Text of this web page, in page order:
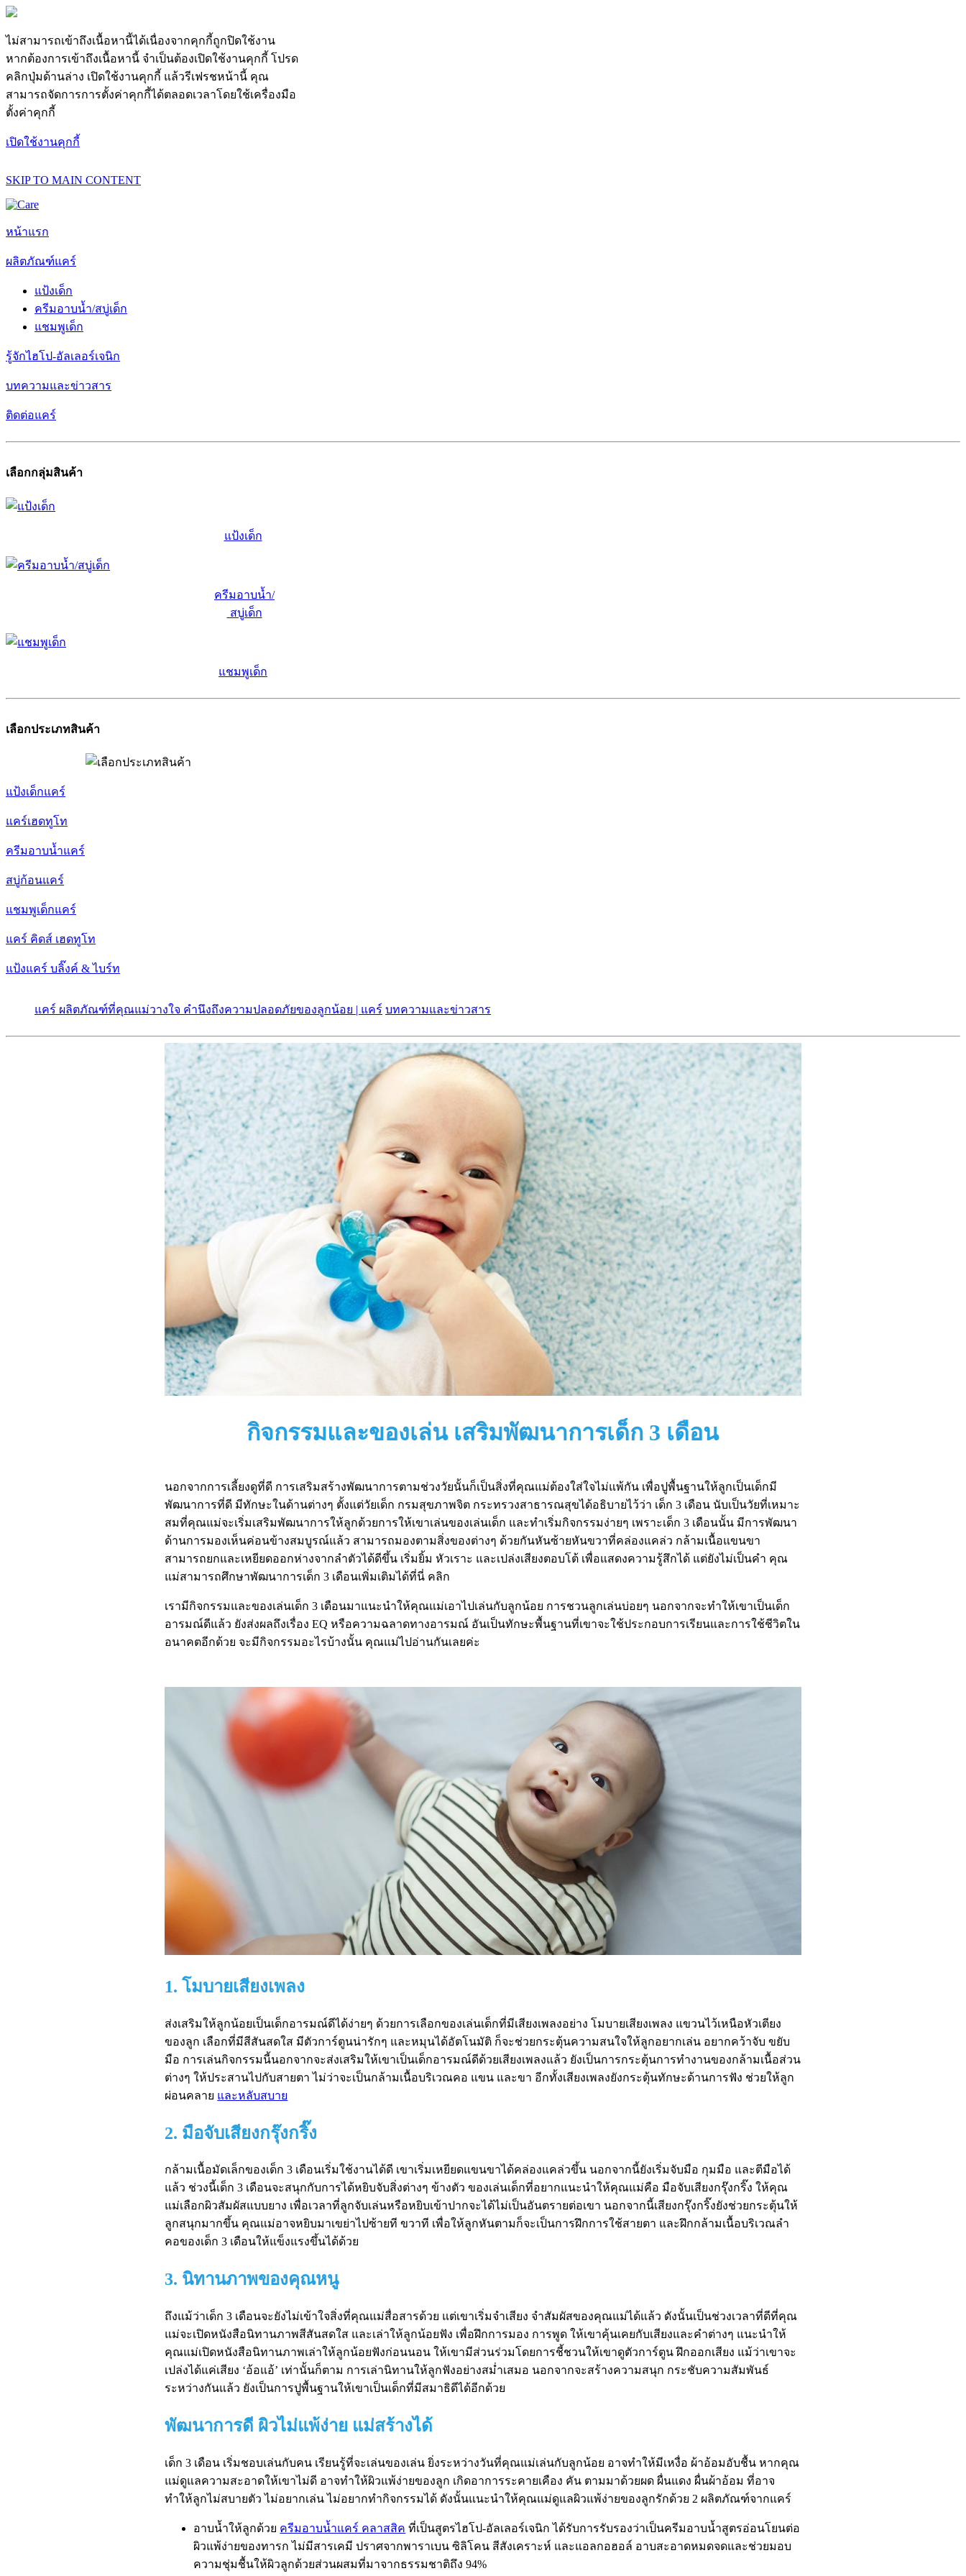
ไม่สามารถเข้าถึงเนื้อหานี้ได้เนื่องจากคุกกี้ถูกปิดใช้งาน
หากต้องการเข้าถึงเนื้อหานี้ จำเป็นต้องเปิดใช้งานคุกกี้ โปรด
คลิกปุ่มด้านล่าง เปิดใช้งานคุกกี้ แล้วรีเฟรชหน้านี้ คุณ
สามารถจัดการการตั้งค่าคุกกี้ได้ตลอดเวลาโดยใช้เครื่องมือ
ตั้งค่าคุกกี้
เปิดใช้งานคุกกี้
SKIP TO MAIN CONTENT
หน้าแรก
ผลิตภัณฑ์แคร์
แป้งเด็ก
ครีมอาบน้ำ/สบู่เด็ก
แชมพูเด็ก
รู้จักไฮโป-อัลเลอร์เจนิก
บทความและข่าวสาร
ติดต่อแคร์
เลือกกลุ่มสินค้า
แป้งเด็ก
ครีมอาบน้ำ/
สบู่เด็ก
แชมพูเด็ก
เลือกประเภทสินค้า
แป้งเด็กแคร์
แคร์เฮดทูโท
ครีมอาบน้ำแคร์
สบู่ก้อนแคร์
แชมพูเด็กแคร์
แคร์ คิดส์ เฮดทูโท
แป้งแคร์ บลิ๊งค์ & ไบร์ท
แคร์ ผลิตภัณฑ์ที่คุณแม่วางใจ คำนึงถึงความปลอดภัยของลูกน้อย | แคร์ บทความและข่าวสาร
กิจกรรมและของเล่น เสริมพัฒนาการเด็ก 3 เดือน
นอกจากการเลี้ยงดูที่ดี การเสริมสร้างพัฒนาการตามช่วงวัยนั้นก็เป็นสิ่งที่คุณแม่ต้องใส่ใจไม่แพ้กัน เพื่อปูพื้นฐานให้ลูกเป็นเด็กมี
พัฒนาการที่ดี มีทักษะในด้านต่างๆ ตั้งแต่วัยเด็ก กรมสุขภาพจิต กระทรวงสาธารณสุขได้อธิบายไว้ว่า เด็ก 3 เดือน นับเป็นวัยที่เหมาะ
สมที่คุณแม่จะเริ่มเสริมพัฒนาการให้ลูกด้วยการให้เขาเล่นของเล่นเด็ก และทำเริ่มกิจกรรมง่ายๆ เพราะเด็ก 3 เดือนนั้น มีการพัฒนา
ด้านการมองเห็นค่อนข้างสมบูรณ์แล้ว สามารถมองตามสิ่งของต่างๆ ด้วยกันหันซ้ายหันขวาที่คล่องแคล่ว กล้ามเนื้อแขนขา
สามารถยกและเหยียดออกห่างจากลำตัวได้ดีขึ้น เริ่มยิ้ม หัวเราะ และเปล่งเสียงตอบโต้ เพื่อแสดงความรู้สึกได้ แต่ยังไม่เป็นคำ คุณ
แม่สามารถศึกษาพัฒนาการเด็ก 3 เดือนเพิ่มเติมได้ที่นี่ คลิก
เรามีกิจกรรมและของเล่นเด็ก 3 เดือนมาแนะนำให้คุณแม่เอาไปเล่นกับลูกน้อย การชวนลูกเล่นบ่อยๆ นอกจากจะทำให้เขาเป็นเด็ก
อารมณ์ดีแล้ว ยังส่งผลถึงเรื่อง EQ หรือความฉลาดทางอารมณ์ อันเป็นทักษะพื้นฐานที่เขาจะใช้ประกอบการเรียนและการใช้ชีวิตใน
อนาคตอีกด้วย จะมีกิจกรรมอะไรบ้างนั้น คุณแม่ไปอ่านกันเลยค่ะ
1. โมบายเสียงเพลง
ส่งเสริมให้ลูกน้อยเป็นเด็กอารมณ์ดีได้ง่ายๆ ด้วยการเลือกของเล่นเด็กที่มีเสียงเพลงอย่าง โมบายเสียงเพลง แขวนไว้เหนือหัวเตียง
ของลูก เลือกที่มีสีสันสดใส มีตัวการ์ตูนน่ารักๆ และหมุนได้อัตโนมัติ ก็จะช่วยกระตุ้นความสนใจให้ลูกอยากเล่น อยากคว้าจับ ขยับ
มือ การเล่นกิจกรรมนี้นอกจากจะส่งเสริมให้เขาเป็นเด็กอารมณ์ดีด้วยเสียงเพลงแล้ว ยังเป็นการกระตุ้นการทำงานของกล้ามเนื้อส่วน
ต่างๆ ให้ประสานไปกับสายตา ไม่ว่าจะเป็นกล้ามเนื้อบริเวณคอ แขน และขา อีกทั้งเสียงเพลงยังกระตุ้นทักษะด้านการฟัง ช่วยให้ลูก
ผ่อนคลาย และหลับสบาย
2. มือจับเสียงกรุ๊งกริ๊ง
กล้ามเนื้อมัดเล็กของเด็ก 3 เดือนเริ่มใช้งานได้ดี เขาเริ่มเหยียดแขนขาได้คล่องแคล่วขึ้น นอกจากนี้ยังเริ่มจับมือ กุมมือ และตีมือได้
แล้ว ช่วงนี้เด็ก 3 เดือนจะสนุกกับการได้หยิบจับสิ่งต่างๆ ข้างตัว ของเล่นเด็กที่อยากแนะนำให้คุณแม่คือ มือจับเสียงกรุ๊งกริ๊ง ให้คุณ
แม่เลือกผิวสัมผัสแบบยาง เพื่อเวลาที่ลูกจับเล่นหรือหยิบเข้าปากจะได้ไม่เป็นอันตรายต่อเขา นอกจากนี้เสียงกรุ๊งกริ๊งยังช่วยกระตุ้นให้
ลูกสนุกมากขึ้น คุณแม่อาจหยิบมาเขย่าไปซ้ายที ขวาที เพื่อให้ลูกหันตามก็จะเป็นการฝึกการใช้สายตา และฝึกกล้ามเนื้อบริเวณลำ
คอของเด็ก 3 เดือนให้แข็งแรงขึ้นได้ด้วย
3. นิทานภาพของคุณหนู
ถึงแม้ว่าเด็ก 3 เดือนจะยังไม่เข้าใจสิ่งที่คุณแม่สื่อสารด้วย แต่เขาเริ่มจำเสียง จำสัมผัสของคุณแม่ได้แล้ว ดังนั้นเป็นช่วงเวลาที่ดีที่คุณ
แม่จะเปิดหนังสือนิทานภาพสีสันสดใส และเล่าให้ลูกน้อยฟัง เพื่อฝึกการมอง การพูด ให้เขาคุ้นเคยกับเสียงและคำต่างๆ แนะนำให้
คุณแม่เปิดหนังสือนิทานภาพเล่าให้ลูกน้อยฟังก่อนนอน ให้เขามีส่วนร่วมโดยการชี้ชวนให้เขาดูตัวการ์ตูน ฝึกออกเสียง แม้ว่าเขาจะ
เปล่งได้แค่เสียง ‘อ้อแอ้’ เท่านั้นก็ตาม การเล่านิทานให้ลูกฟังอย่างสม่ำเสมอ นอกจากจะสร้างความสนุก กระชับความสัมพันธ์
ระหว่างกันแล้ว ยังเป็นการปูพื้นฐานให้เขาเป็นเด็กที่มีสมาธิดีได้อีกด้วย
พัฒนาการดี ผิวไม่แพ้ง่าย แม่สร้างได้
เด็ก 3 เดือน เริ่มชอบเล่นกับคน เรียนรู้ที่จะเล่นของเล่น ยิ่งระหว่างวันที่คุณแม่เล่นกับลูกน้อย อาจทำให้มีเหงื่อ ผ้าอ้อมอับชื้น หากคุณ
แม่ดูแลความสะอาดให้เขาไม่ดี อาจทำให้ผิวแพ้ง่ายของลูก เกิดอาการระคายเคือง คัน ตามมาด้วยผด ผื่นแดง ผื่นผ้าอ้อม ที่อาจ
ทำให้ลูกไม่สบายตัว ไม่อยากเล่น ไม่อยากทำกิจกรรมได้ ดังนั้นแนะนำให้คุณแม่ดูแลผิวแพ้ง่ายของลูกรักด้วย 2 ผลิตภัณฑ์จากแคร์
อาบน้ำให้ลูกด้วย ครีมอาบน้ำแคร์ คลาสสิค ที่เป็นสูตรไฮโป-อัลเลอร์เจนิก ได้รับการรับรองว่าเป็นครีมอาบน้ำสูตรอ่อนโยนต่อ
ผิวแพ้ง่ายของทารก ไม่มีสารเคมี ปราศจากพาราเบน ซิลิโคน สีสังเคราะห์ และแอลกอฮอล์ อาบสะอาดหมดจดและช่วยมอบ
ความชุ่มชื้นให้ผิวลูกด้วยส่วนผสมที่มาจากธรรมชาติถึง 94%